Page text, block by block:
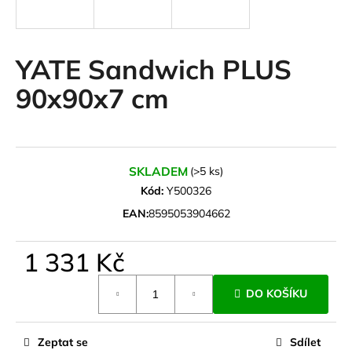
YATE Sandwich PLUS
90x90x7 cm
SKLADEM (>5 ks)
Kód: Y500326
EAN:8595053904662
1 331 Kč
DO KOŠÍKU
Zeptat se Sdílet
í
t
?
D
r
u